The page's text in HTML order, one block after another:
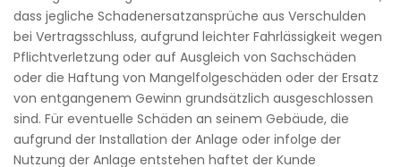
dass jegliche Schadenersatzansprüche aus Verschulden
bei Vertragsschluss, aufgrund leichter Fahrlässigkeit wegen
Pflichtverletzung oder auf Ausgleich von Sachschäden
oder die Haftung von Mangelfolgeschäden oder der Ersatz
von entgangenem Gewinn grundsätzlich ausgeschlossen
sind. Für eventuelle Schäden an seinem Gebäude, die
aufgrund der Installation der Anlage oder infolge der
Nutzung der Anlage entstehen haftet der Kunde